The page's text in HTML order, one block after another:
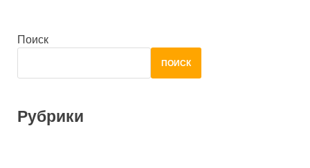
Поиск
ПОИСК
Рубрики